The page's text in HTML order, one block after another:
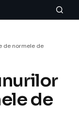
de normele de
de